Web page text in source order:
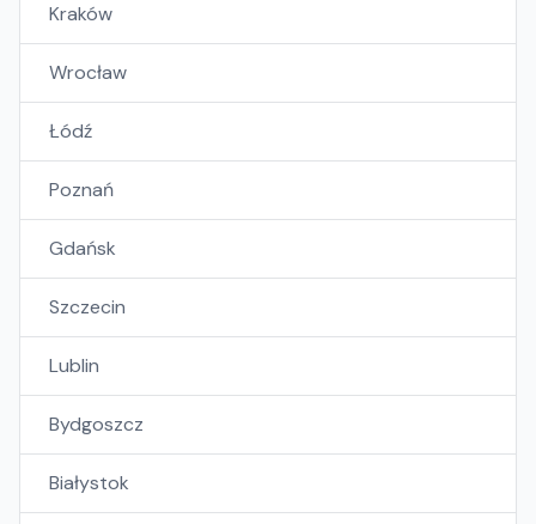
Kraków
Wrocław
Łódź
Poznań
Gdańsk
Szczecin
Lublin
Bydgoszcz
Białystok